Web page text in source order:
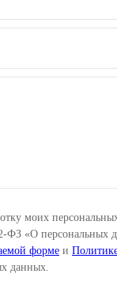
моих
ФЗ «О персональных
форме и
данных.